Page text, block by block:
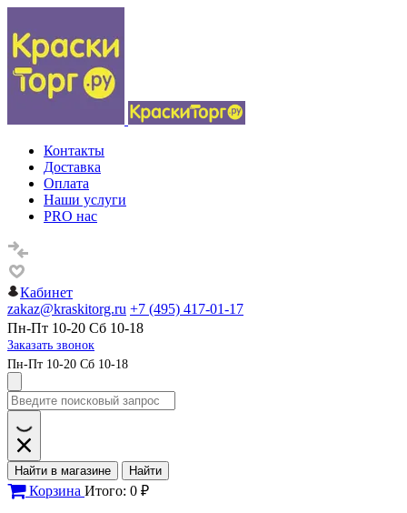
Контакты
Доставка
Оплата
Наши услуги
PRO нас
Кабинет
zakaz@kraskitorg.ru +7 (495) 417-01-17
Пн-Пт 10-20 Сб 10-18
Заказать звонок
Пн-Пт 10-20 Сб 10-18
Найти в магазине Найти
Корзина Итого: 0 ₽